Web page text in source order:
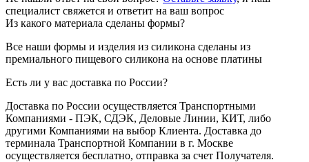
специалист свяжется и ответит на ваш вопрос
Из какого материала сделаны формы?
Все наши формы и изделия из силикона сделаны из
премиального пищевого силикона на основе платины
Есть ли у вас доставка по России?
Доставка по России осуществляется Транспортными
Компаниями - ПЭК, СДЭК, Деловые Линии, КИТ, либо
другими Компаниями на выбор Клиента. Доставка до
терминала Транспортной Компании в г. Москве
осуществляется бесплатно, отправка за счет Получателя.